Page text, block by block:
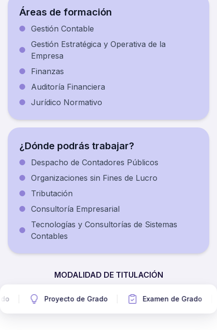
Áreas de formación
Gestión Contable
Gestión Estratégica y Operativa de la
Empresa
Finanzas
Auditoría Financiera
Jurídico Normativo
¿Dónde podrás trabajar?
Despacho de Contadores Públicos
Organizaciones sin Fines de Lucro
Tributación
Consultoría Empresarial
Tecnologías y Consultorías de Sistemas
Contables
MODALIDAD DE TITULACIÓN
Proyecto de Grado Examen de Grado